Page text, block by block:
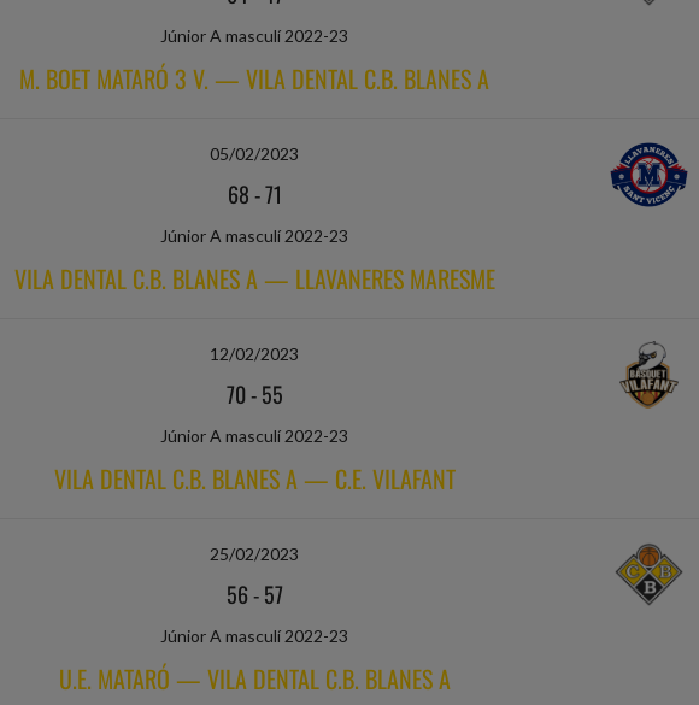
Júnior A masculí 2022-23
M. BOET MATARÓ 3 V. — VILA DENTAL C.B. BLANES A
05/02/2023
68-71
Júnior A masculí 2022-23
VILA DENTAL C.B. BLANES A — LLAVANERES MARESME
12/02/2023
70-55
Júnior A masculí 2022-23
VILA DENTAL C.B. BLANES A — C.E. VILAFANT
25/02/2023
56-57
Júnior A masculí 2022-23
U.E. MATARÓ — VILA DENTAL C.B. BLANES A